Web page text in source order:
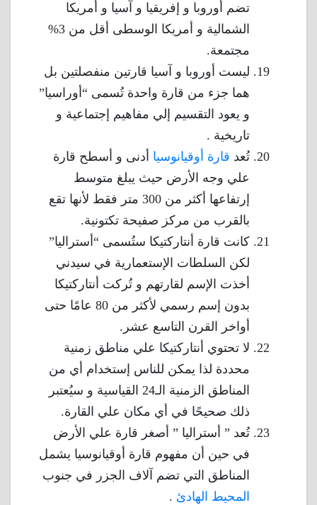
تضم أوروبا و إفريقيا و آسيا و أمريكا
الشمالية و أمريكا الوسطى أقل من 3%
مجتمعة.
ليست أوروبا و آسيا قارتين منفصلتين بل
هما جزء من قارة واحدة تُسمى “أوراسيا”
و يعود التقسيم إلي مفاهيم إجتماعية و
تاريخية .
تُعد قارة أوقيانوسيا أدنى و أسطح قارة
علي وجه الأرض حيث يبلغ متوسط
إرتفاعها أكثر من 300 متر فقط لأنها تقع
بالقرب من مركز صفيحة تكتونية.
كانت قارة أنتاركتيكا ستُسمى “أستراليا”
لكن السلطات الإستعمارية في سيدني
أخذت الإسم لقارتهم و تُركت أنتاركتيكا
بدون إسم رسمي لأكثر من 80 عامًا حتى
أواخر القرن التاسع عشر.
لا تحتوي أنتاركتيكا علي مناطق زمنية
محددة لذا يمكن للناس إستخدام أي من
المناطق الزمنية الـ24 القياسية و سيُعتبر
ذلك صحيحًا في أي مكان علي القارة.
تُعد ” أستراليا ” أصغر قارة علي الأرض
في حين أن مفهوم قارة أوقيانوسيا يشمل
المناطق التي تضم آلاف الجزر في جنوب
المحيط الهادئ .